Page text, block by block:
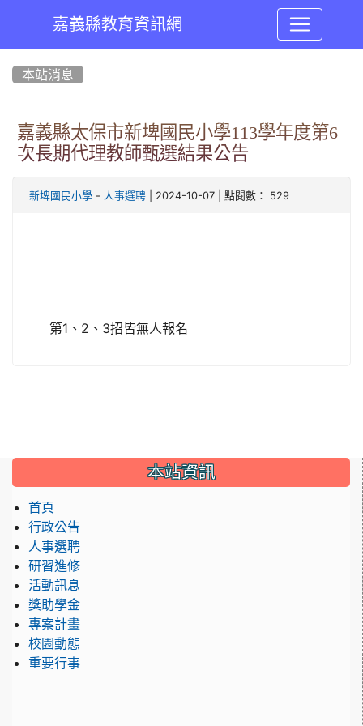
嘉義縣教育資訊網
本站消息
嘉義縣太保市新埤國民小學113學年度第6
次長期代理教師甄選結果公告
新埤國民小學 - 人事選聘 | 2024-10-07 | 點閱數： 529
第1、2、3招皆無人報名
::: 本站資訊
首頁
行政公告
人事選聘
研習進修
活動訊息
獎助學金
專案計畫
校園動態
重要行事